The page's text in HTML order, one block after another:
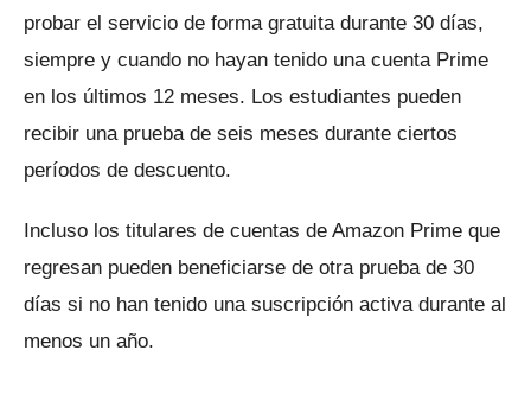
probar el servicio de forma gratuita durante 30 días,
siempre y cuando no hayan tenido una cuenta Prime
en los últimos 12 meses. Los estudiantes pueden
recibir una prueba de seis meses durante ciertos
períodos de descuento.
Incluso los titulares de cuentas de Amazon Prime que
regresan pueden beneficiarse de otra prueba de 30
días si no han tenido una suscripción activa durante al
menos un año.